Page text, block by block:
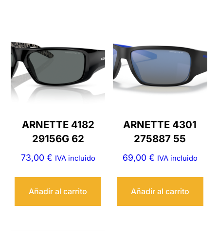
ARNETTE 4182
29156G 62
73,00 € IVA incluido
Añadir al carrito
ARNETTE 4301
275887 55
69,00 € IVA incluido
Añadir al carrito